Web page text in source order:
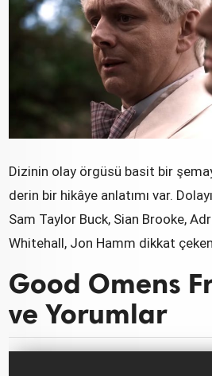
Dizinin olay örgüsü basit bir
derin bir hikâye anlatımı var.
Sam Taylor Buck, Sian Brooke,
Whitehall, Jon Hamm dikkat
Good Omens
ve Yorumlar